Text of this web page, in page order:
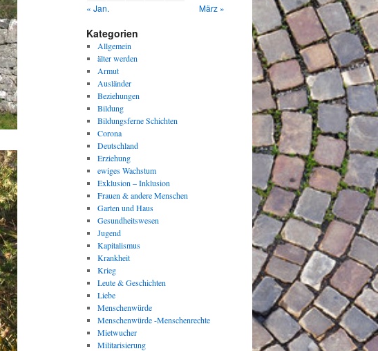
« Jan.
März »
Kategorien
Allgemein
älter werden
Armut
Ausländer
Beziehungen
Bildung
Bildungsferne Schichten
Corona
Deutschland
Erziehung
ewiges Wachstum
Exklusion – Inklusion
Frauen & andere Menschen
Garten und Haus
Gesundheitswesen
Jugend
Kapitalismus
Krankheit
Krieg
Leute & Geschichten
Liebe
Menschenwürde
Menschenwürde -Menschenrechte
Mietwucher
Militarisierung